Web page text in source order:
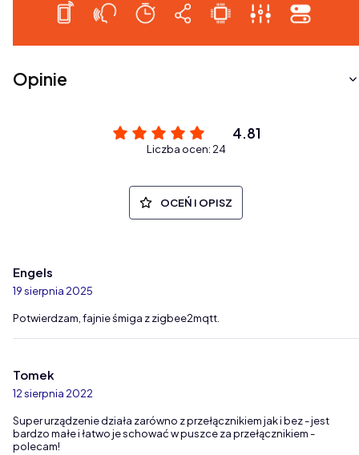
Opinie
4.81
Liczba ocen: 24
OCEŃ I OPISZ
Engels
19 sierpnia 2025
Potwierdzam, fajnie śmiga z zigbee2mqtt.
Tomek
12 sierpnia 2022
Super urządzenie działa zarówno z przełącznikiem jak i bez - jest
bardzo małe i łatwo je schować w puszce za przełącznikiem -
polecam!